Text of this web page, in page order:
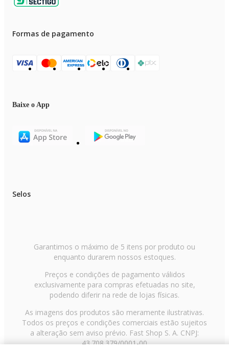
Formas de pagamento
Baixe o App
Selos
Garantimos o máximo de 5 itens por produto ou
enquanto durarem nossos estoques.
Preços e condições de pagamento válidos
exclusivamente para compras efetuadas no site,
podendo diferir na rede de lojas físicas.
As imagens dos produtos são meramente ilustrativas.
Todos os preços e condições comerciais estão sujeitos
a alteração sem aviso prévio. Fast Shop S. A. CNPJ:
43.708.379/0001-00